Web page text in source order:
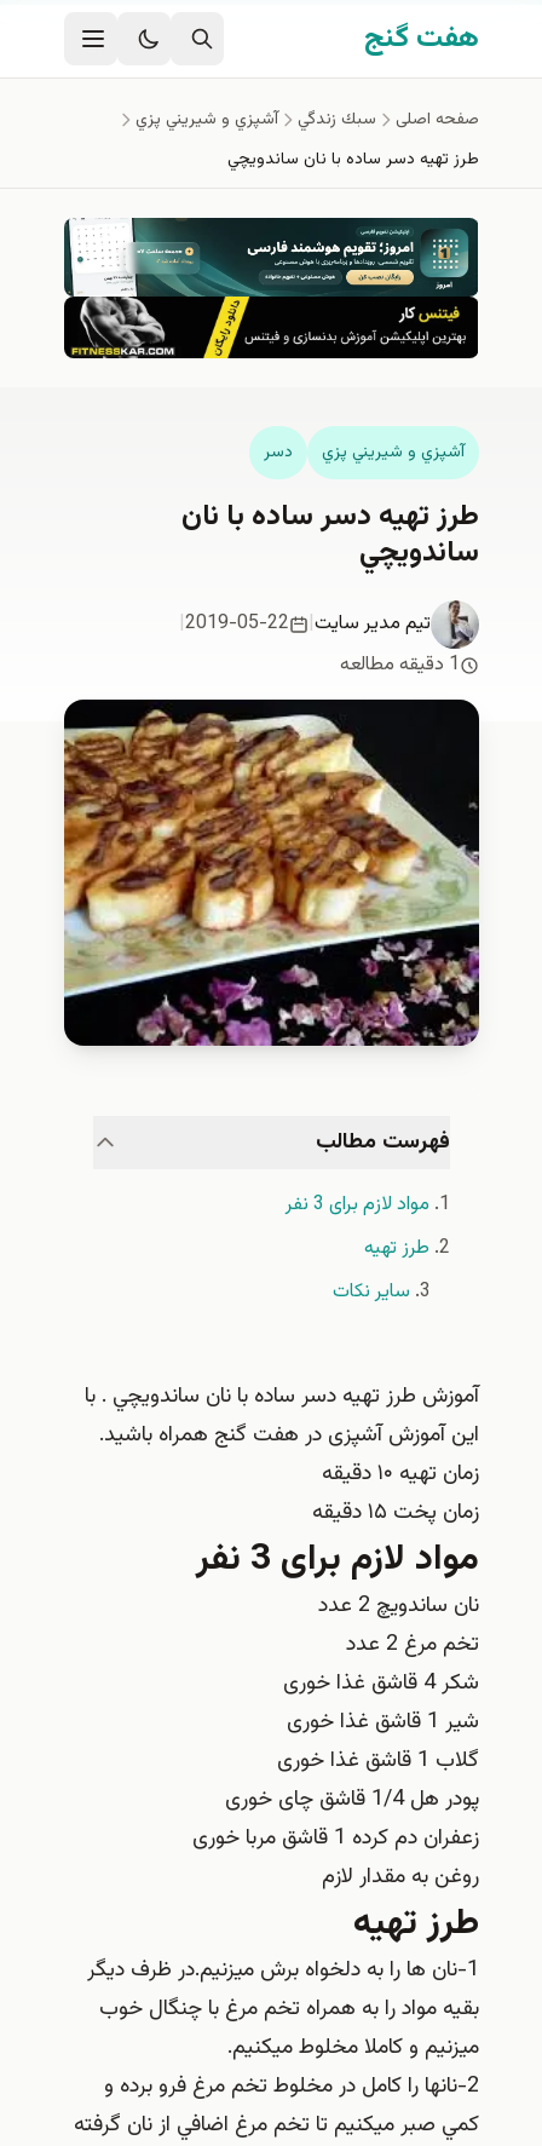
رفتن به محتوای اصلی
هفت گنج
صفحه اصلی سبك زندگي
آشپزي و شيريني پزي
طرز تهیه دسر ساده با نان ساندويچي
آشپزي و شيريني پزي دسر
طرز تهیه دسر ساده با نان
ساندويچي
تیم مدیر سایت|
2019-05-22
|
1 دقیقه مطالعه
فهرست مطالب
مواد لازم برای 3 نفر
طرز تهیه
سایر نکات
آموزش طرز تهیه دسر ساده با نان ساندويچي . با
این آموزش آشپزی در هفت گنج همراه باشید.
زمان تهیه ۱۰ دقیقه
زمان پخت ۱۵ دقیقه
مواد لازم برای 3 نفر
نان ساندویچ 2 عدد
تخم مرغ 2 عدد
شکر 4 قاشق غذا خوری
شیر 1 قاشق غذا خوری
گلاب 1 قاشق غذا خوری
پودر هل 1/4 قاشق چای خوری
زعفران دم کرده 1 قاشق مربا خوری
روغن به مقدار لازم
طرز تهیه
1-نان ها را به دلخواه برش ميزنيم.در ظرف ديگر
بقيه مواد را به همراه تخم مرغ با چنگال خوب
ميزنيم و کاملا مخلوط ميکنيم.
2-نانها را کامل در مخلوط تخم مرغ فرو برده و
کمي صبر ميکنيم تا تخم مرغ اضافي از نان گرفته